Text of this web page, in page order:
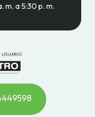
m. a 5:30 p. m.